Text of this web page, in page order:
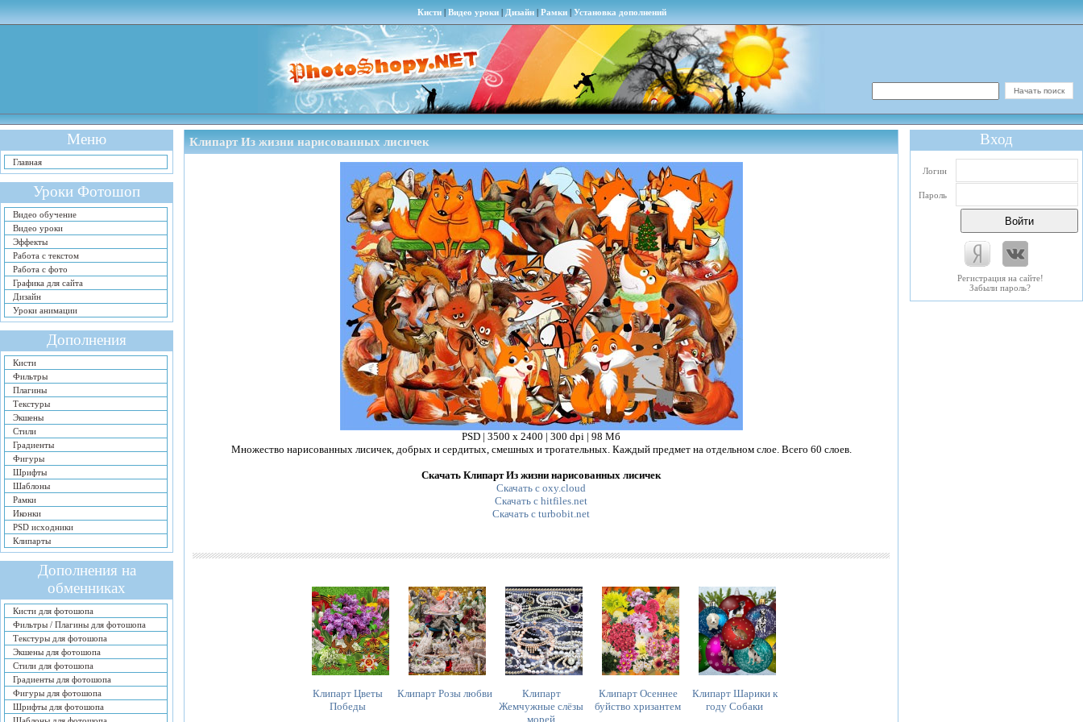
Кисти| Видео уроки| Дизайн| Рамки| Установка дополнений
Меню
Главная
Уроки Фотошоп
Видео обучение
Видео уроки
Эффекты
Работа с текстом
Работа с фото
Графика для сайта
Дизайн
Уроки анимации
Дополнения
Кисти
Фильтры
Плагины
Текстуры
Экшены
Стили
Градиенты
Фигуры
Шрифты
Шаблоны
Рамки
Иконки
PSD исходники
Клипарты
Дополнения на
обменниках
Кисти для фотошопа
Фильтры / Плагины для фотошопа
Текстуры для фотошопа
Экшены для фотошопа
Стили для фотошопа
Градиенты для фотошопа
Фигуры для фотошопа
Шрифты для фотошопа
Вход
Логин
Пароль
Регистрация на сайте!
Забыли пароль?
Клипарт Из жизни нарисованных лисичек
PSD | 3500 х 2400 | 300 dpi | 98 Мб
Множество нарисованных лисичек, добрых и сердитых, смешных и трогательных. Каждый предмет на отдельном слое. Всего 60 слоев.
Скачать Клипарт Из жизни нарисованных лисичек
Скачать с oxy.cloud
Скачать с hitfiles.net
Скачать с turbobit.net
Клипарт Цветы
Победы
Клипарт Розы любви
Клипарт
Жемчужные слёзы
морей
Клипарт Осеннее
буйство хризантем
Клипарт Шарики к
году Собаки